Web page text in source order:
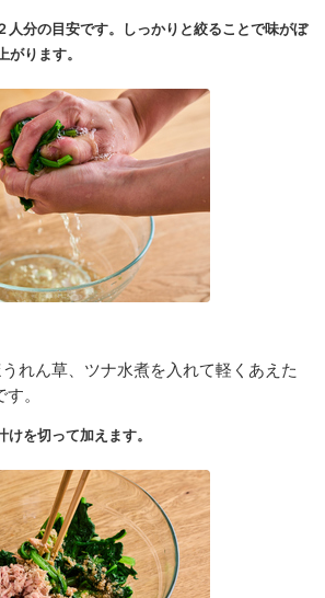
人分の目安です。しっかりと絞ることで味がぼ
がります。
れん草、ツナ水煮を入れて軽くあえた
。
けを切って加えます。